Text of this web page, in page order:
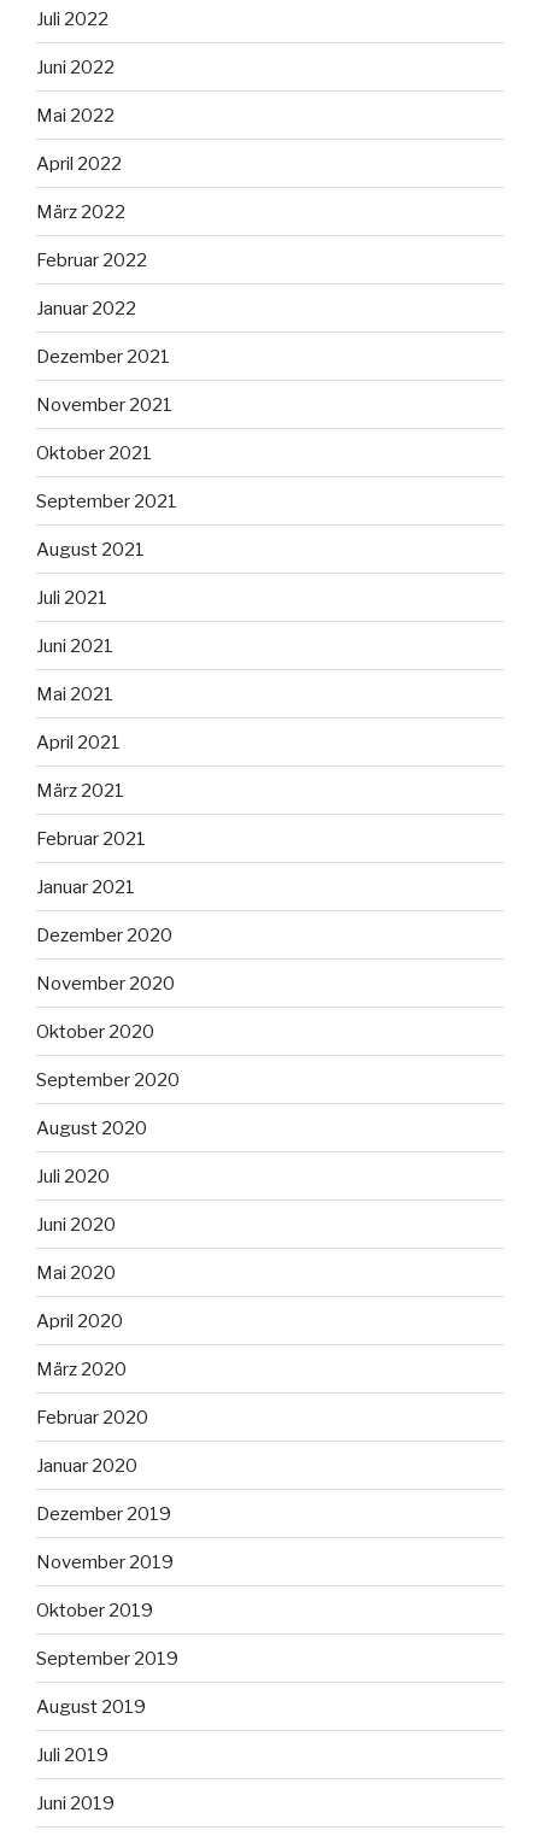
Juli 2022
Juni 2022
Mai 2022
April 2022
März 2022
Februar 2022
Januar 2022
Dezember 2021
November 2021
Oktober 2021
September 2021
August 2021
Juli 2021
Juni 2021
Mai 2021
April 2021
März 2021
Februar 2021
Januar 2021
Dezember 2020
November 2020
Oktober 2020
September 2020
August 2020
Juli 2020
Juni 2020
Mai 2020
April 2020
März 2020
Februar 2020
Januar 2020
Dezember 2019
November 2019
Oktober 2019
September 2019
August 2019
Juli 2019
Juni 2019